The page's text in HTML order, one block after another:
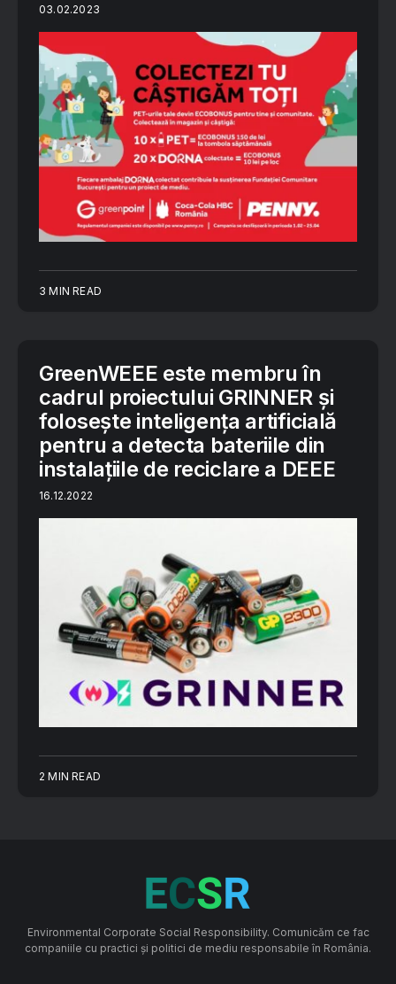
03.02.2023
3 MIN READ
GreenWEEE este membru în
cadrul proiectului GRINNER și
folosește inteligența artificială
pentru a detecta bateriile din
instalațiile de reciclare a DEEE
16.12.2022
2 MIN READ
Environmental Corporate Social Responsibility. Comunicăm ce fac
companiile cu practici și politici de mediu responsabile în România.